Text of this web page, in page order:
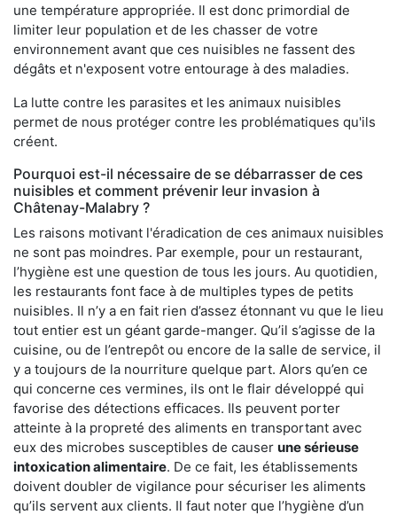
une température appropriée. Il est donc primordial de
limiter leur population et de les chasser de votre
environnement avant que ces nuisibles ne fassent des
dégâts et n'exposent votre entourage à des maladies.
La lutte contre les parasites et les animaux nuisibles
permet de nous protéger contre les problématiques qu'ils
créent.
Pourquoi est-il nécessaire de se débarrasser de ces
nuisibles et comment prévenir leur invasion à
Châtenay-Malabry ?
Les raisons motivant l'éradication de ces animaux nuisibles
ne sont pas moindres. Par exemple, pour un restaurant,
l’hygiène est une question de tous les jours. Au quotidien,
les restaurants font face à de multiples types de petits
nuisibles. Il n’y a en fait rien d’assez étonnant vu que le lieu
tout entier est un géant garde-manger. Qu’il s’agisse de la
cuisine, ou de l’entrepôt ou encore de la salle de service, il
y a toujours de la nourriture quelque part. Alors qu’en ce
qui concerne ces vermines, ils ont le flair développé qui
favorise des détections efficaces. Ils peuvent porter
atteinte à la propreté des aliments en transportant avec
eux des microbes susceptibles de causer une sérieuse
intoxication alimentaire. De ce fait, les établissements
doivent doubler de vigilance pour sécuriser les aliments
qu’ils servent aux clients. Il faut noter que l’hygiène d’un